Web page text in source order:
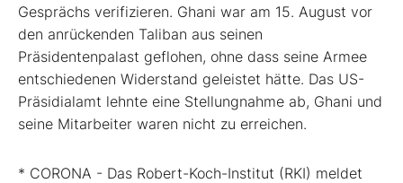
Gesprächs verifizieren. Ghani war am 15. August vor
den anrückenden Taliban aus seinen
Präsidentenpalast geflohen, ohne dass seine Armee
entschiedenen Widerstand geleistet hätte. Das US-
Präsidialamt lehnte eine Stellungnahme ab, Ghani und
seine Mitarbeiter waren nicht zu erreichen.
* CORONA - Das Robert-Koch-Institut (RKI) meldet